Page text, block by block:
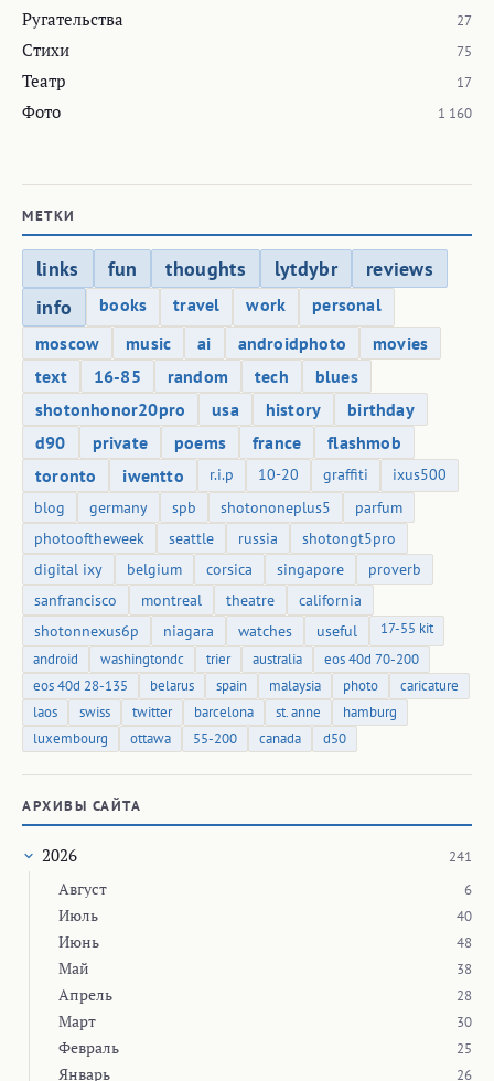
Ругательства 27
Стихи 75
Театр 17
Фото 1 160
МЕТКИ
links fun thoughts lytdybr
reviews
info
books travel work
personal
moscow
music ai androidphoto
movies
text
16-85 random tech
blues
shotonhonor20pro
usa history
birthday
d90
private poems france
flashmob
toronto
iwentto r.i.p 10-20 graffiti
ixus500
blog
germany spb shotononeplus5
parfum
photooftheweek
seattle russia
shotongt5pro
digital ixy
belgium corsica singapore
proverb
sanfrancisco
montreal theatre
california
shotonnexus6p
niagara watches useful
17-55 kit
android
washingtondc trier australia
eos 40d 70-200
eos 40d 28-135
belarus spain malaysia photo
caricature
laos
swiss twitter barcelona st. anne
hamburg
luxembourg
ottawa 55-200 canada d50
АРХИВЫ САЙТА
2026 241
Август 6
Июль 40
Июнь 48
Май 38
Апрель 28
Март 30
Февраль 25
Январь 26